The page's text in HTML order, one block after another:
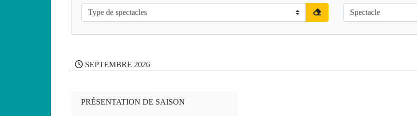
SEPTEMBRE 2026
PRÉSENTATION DE SAISON